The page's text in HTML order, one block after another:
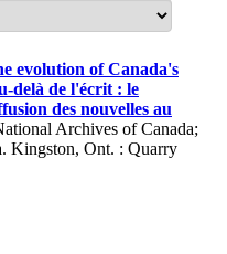
evolution of Canada's
delà de l'écrit : le
des nouvelles au
Archives of Canada;
Kingston, Ont. : Quarry